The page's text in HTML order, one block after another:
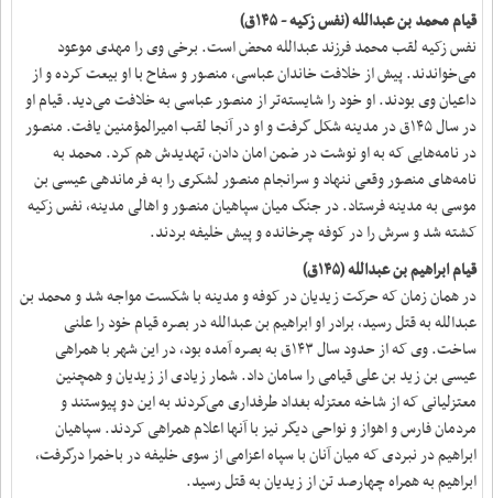
قیام محمد بن عبدالله (نفس زکیه - ۱۴۵ق)
نفس زکیه لقب محمد فرزند عبدالله محض است. برخی وی را مهدی موعود
می‌خواندند. پیش از خلافت خاندان عباسی، منصور و سفاح با او بیعت کرده و از
داعیان وی بودند. او خود را شایسته‌تر از منصور عباسی به خلافت می‌دید. قیام او
در سال ۱۴۵ق در مدینه شکل گرفت و او در آنجا لقب امیرالمؤمنین یافت. منصور
در نامه‌هایی که به او نوشت در ضمن امان دادن، تهدیدش هم کرد. محمد به
نامه‌های منصور وقعی ننهاد و سرانجام منصور لشکری را به فرماندهی عیسی بن
موسی به مدینه فرستاد. در جنگ میان سپاهیان منصور و اهالی مدینه، نفس زکیه
کشته شد و سرش را در کوفه چرخانده و پیش خلیفه بردند.
قیام ابراهیم بن عبدالله (۱۴۵ق)
در همان زمان که حرکت زیدیان در کوفه و مدینه با شکست مواجه شد و محمد بن
عبدالله به قتل رسید، برادر او ابراهیم بن عبدالله در بصره قیام خود را علنی
ساخت. وی که از حدود سال ۱۴۳ق به بصره آمده بود، در این شهر با همراهی
عیسی بن زید بن علی قیامی را سامان داد. شمار زیادی از زیدیان و همچنین
معتزلیانی که از شاخه معتزله بغداد طرفداری می‌کردند به این دو پیوستند و
مردمان فارس و اهواز و نواحی دیگر نیز با آنها اعلام همراهی کردند. سپاهیان
ابراهیم در نبردی که میان آنان با سپاه اعزامی از سوی خلیفه در باخمرا درگرفت،
ابراهیم به همراه چهارصد تن از زیدیان به قتل رسید.